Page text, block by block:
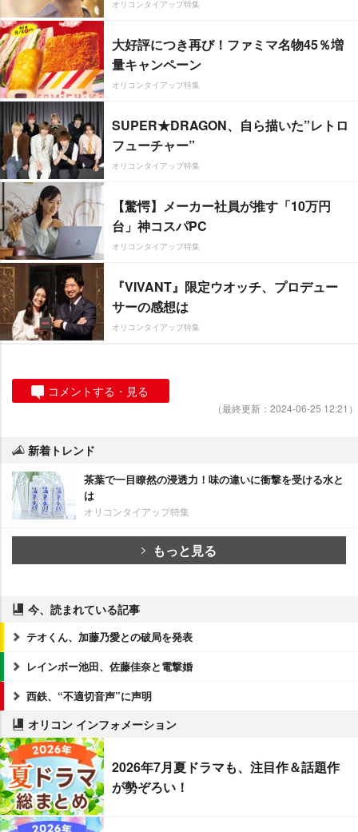
オリコンタイアップ特集
大好評につき再び！ファミマ名物45％増
量キャンペーン
オリコンタイアップ特集
SUPER★DRAGON、自ら描いた”レトロ
フューチャー”
オリコンタイアップ特集
【驚愕】メーカー社員が推す「10万円
台」神コスパPC
オリコンタイアップ特集
『VIVANT』限定ウオッチ、プロデュー
サーの感想は
オリコンタイアップ特集
コメントする・見る
（最終更新：2024-06-25 12:21）
新着トレンド
茶葉で一目瞭然の浸透力！味の違いに衝撃を受ける水と
は
オリコンタイアップ特集
もっと見る
今、読まれている記事
テオくん、加藤乃愛との破局を発表
レインボー池田、佐藤佳奈と電撃婚
西鉄、“不適切音声”に声明
オリコン インフォメーション
2026年7月夏ドラマも、注目作＆話題作
が勢ぞろい！